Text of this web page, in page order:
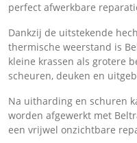
perfect afwerkbare
Dankzij de uitstekende
thermische weerstand is
kleine krassen als grotere
scheuren, deuken en
Na uitharding en schuren
worden afgewerkt met
een vrijwel onzichtbare